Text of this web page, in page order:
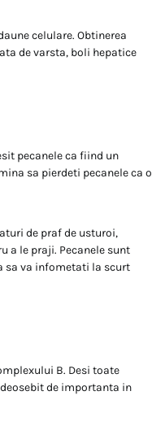
celulare. Obtinerea
de varsta, boli hepatice
pecanele ca fiind un
sa pierdeti pecanele ca o
de praf de usturoi,
a le praji. Pecanele sunt
sa va infometati la scurt
B. Desi toate
de importanta in